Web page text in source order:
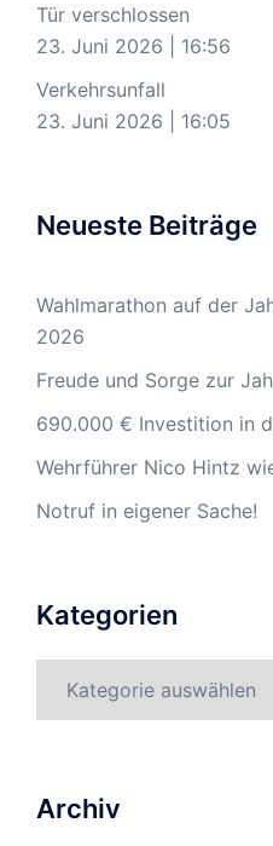
Tür verschlossen
23. Juni 2026
16:56
Verkehrsunfall
23. Juni 2026
16:05
Neueste Beiträge
Wahlmarathon auf der
2026
Freude und Sorge zur
690.000 € Investition in
Wehrführer Nico Hintz
Notruf in eigener Sache!
Kategorien
Archiv